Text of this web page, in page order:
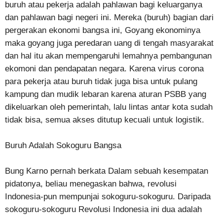
buruh atau pekerja adalah pahlawan bagi keluarganya
dan pahlawan bagi negeri ini. Mereka (buruh) bagian dari
pergerakan ekonomi bangsa ini, Goyang ekonominya
maka goyang juga peredaran uang di tengah masyarakat
dan hal itu akan mempengaruhi lemahnya pembangunan
ekomoni dan pendapatan negara. Karena virus corona
para pekerja atau buruh tidak juga bisa untuk pulang
kampung dan mudik lebaran karena aturan PSBB yang
dikeluarkan oleh pemerintah, lalu lintas antar kota sudah
tidak bisa, semua akses ditutup kecuali untuk logistik.
Buruh Adalah Sokoguru Bangsa
Bung Karno pernah berkata Dalam sebuah kesempatan
pidatonya, beliau menegaskan bahwa, revolusi
Indonesia-pun mempunjai sokoguru-sokoguru. Daripada
sokoguru-sokoguru Revolusi Indonesia ini dua adalah